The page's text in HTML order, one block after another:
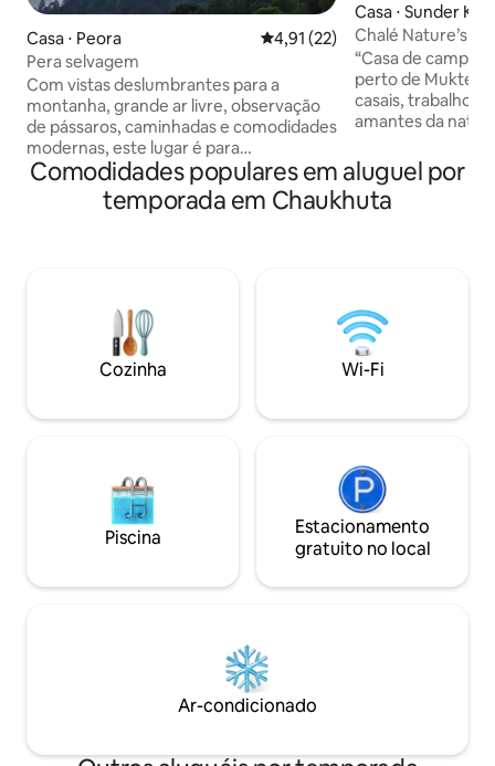
Casa ⋅ Peora 4,91 de uma avaliação média
4,91 (22)
Pera selvagem
Com vistas deslumbrantes para a
montanha, grande ar livre, observação
de pássaros, caminhadas e comodidades
modernas, este lugar é para
tranquilidade e lentidão. Você deve
caminhar 10 minutos para chegar aqui.
Há uma subida de volta. Leia perto de
experimentar a natureza selvagem. A 10
minutos a pé da estrada ou a 3 minutos
de caminhada, você precisa ser
levemente aventureiro e em forma para
de carro ou a 15 minutos a pé.
Casa ⋅ Sunder
Chalé Nature’s
“Casa de campo
perto de
casais, trabalho
amantes da
estacionamento
Localizado a
mercado local
e uma cozinha
Tranquilo, mas
Mukteshwar,
caminhadas na
lentos.
Comodidades populares em aluguel por
temporada em Chaukhuta
Cozinha Wi-Fi
Piscina
Estacionamento
gratuito no local
Ar-condicionado